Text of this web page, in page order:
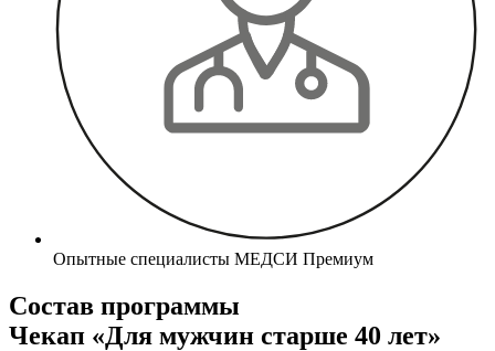
Опытные специалисты МЕДСИ Премиум
Состав программы
Чекап «Для мужчин старше 40 лет»